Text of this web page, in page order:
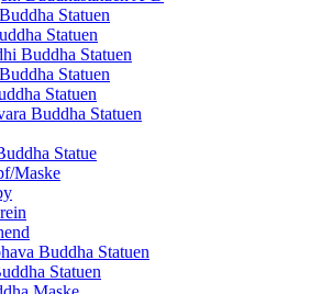
Statuen
Statuen
Buddha Statuen
Statuen
Statuen
Buddha Statuen
Statue
Maske
Buddha Statuen
Statuen